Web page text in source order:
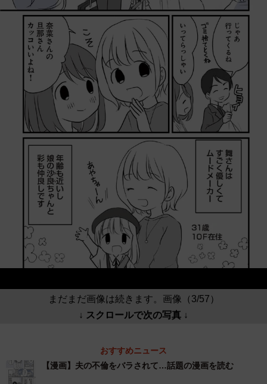
まだまだ画像は続きます。画像（3/57）
↓ スクロールで次の写真 ↓
おすすめニュース
【漫画】夫の不倫をバラされて…話題の漫画を読む